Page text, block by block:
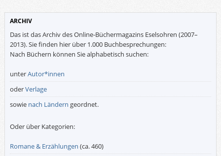
ARCHIV
Das ist das Archiv des Online-Büchermagazins Eselsohren (2007–
2013). Sie finden hier über 1.000 Buchbesprechungen:
Nach Büchern können Sie alphabetisch suchen:
unterAutor*innen
oderVerlage
sowie nach Ländern geordnet.
Oder über Kategorien:
Romane & Erzählungen (ca. 460)